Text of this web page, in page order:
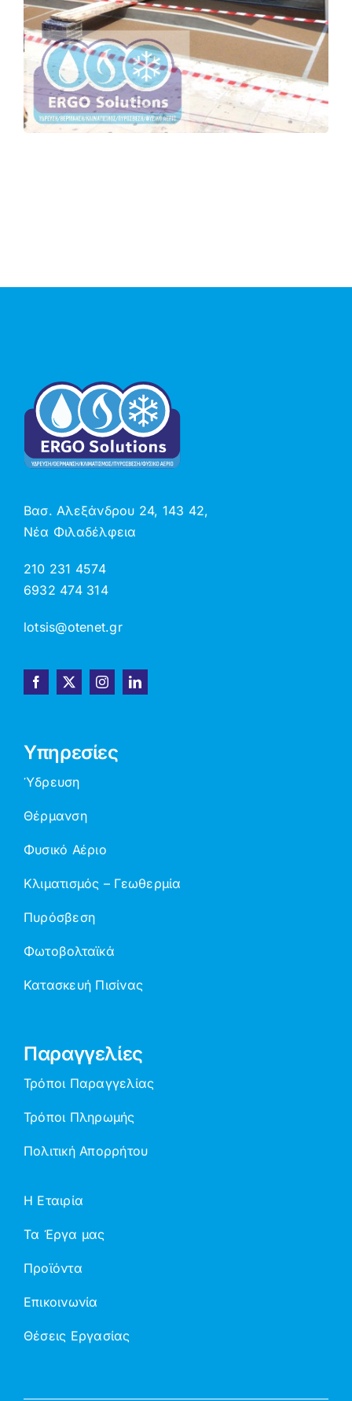
Βασ. Αλεξάνδρου 24, 143 42,
Νέα Φιλαδέλφεια
210 231 4574
6932 474 314
lotsis@otenet.gr
Υπηρεσίες
Ύδρευση
Θέρμανση
Φυσικό Αέριο
Κλιματισμός – Γεωθερμία
Πυρόσβεση
Φωτοβολταϊκά
Κατασκευή Πισίνας
Παραγγελίες
Τρόποι Παραγγελίας
Τρόποι Πληρωμής
Πολιτική Απορρήτου
Η Εταιρία
Τα Έργα μας
Προϊόντα
Επικοινωνία
Θέσεις Εργασίας